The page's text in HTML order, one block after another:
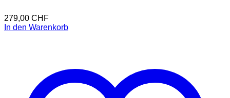
279,00 CHF
In den Warenkorb